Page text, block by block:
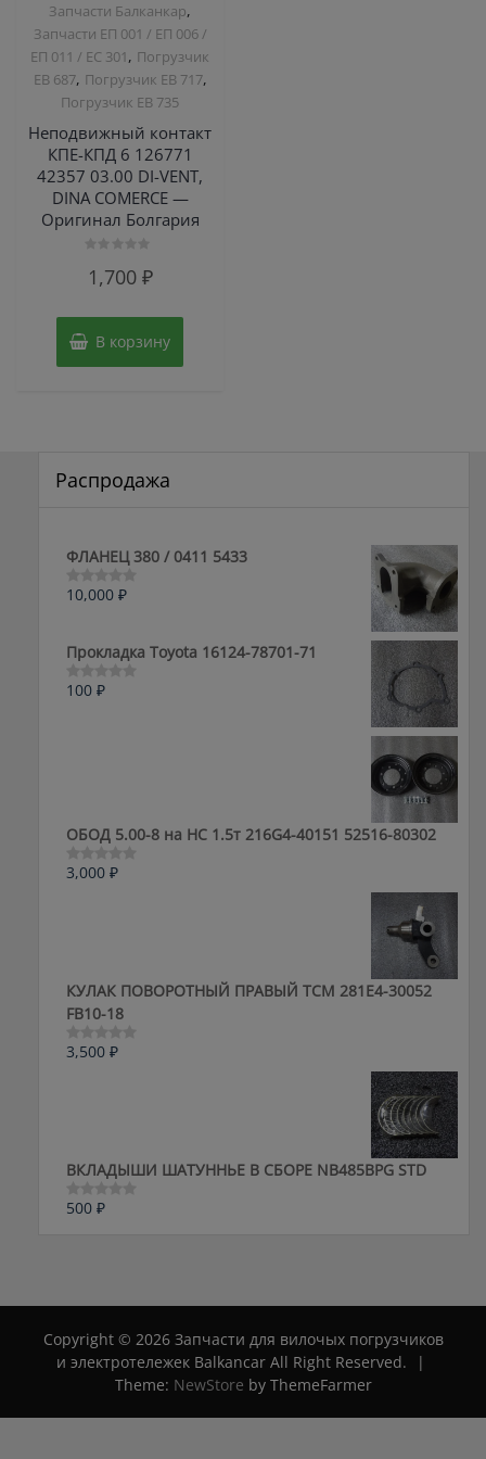
Запчасти Балканкар,
Запчасти ЕП 001 / ЕП 006 /
ЕП 011 / ЕС 301, Погрузчик
ЕВ 687, Погрузчик ЕВ 717,
Погрузчик ЕВ 735
Неподвижный контакт
КПЕ-КПД 6 126771
42357 03.00 DI-VENT,
DINA COMERCE —
Оригинал Болгария
01,700 ₽
В корзину
Распродажа
ФЛАНЕЦ 380 / 0411 5433
Оценка
5
10,000 ₽
Прокладка Toyota 16124-78701-71
Оценка
100 ₽
ОБОД 5.00-8 на HC 1.5т 216G4-40151 52516-80302
Оценка
3,000 ₽
КУЛАК ПОВОРОТНЫЙ ПРАВЫЙ ТСМ 281E4-30052
FB10-18
Оценка
3,500 ₽
ВКЛАДЫШИ ШАТУННЬЕ В СБОРЕ NB485BPG STD
Оценка
500 ₽
Copyright © 2026 Запчасти для вилочых погрузчиков
и электротележек Balkancar All Right Reserved.
|
Theme: NewStore by ThemeFarmer